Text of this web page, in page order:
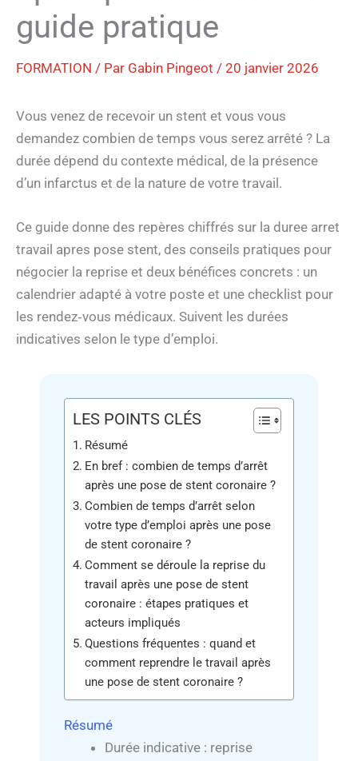
guide pratique
FORMATION / Par Gabin Pingeot / 20 janvier 2026
Vous venez de recevoir un stent et vous vous
demandez combien de temps vous serez arrêté ? La
durée dépend du contexte médical, de la présence
d’un infarctus et de la nature de votre travail.
Ce guide donne des repères chiffrés sur la duree arret
travail apres pose stent, des conseils pratiques pour
négocier la reprise et deux bénéfices concrets : un
calendrier adapté à votre poste et une checklist pour
les rendez‑vous médicaux. Suivent les durées
indicatives selon le type d’emploi.
LES POINTS CLÉS
Résumé
En bref : combien de temps d’arrêt
après une pose de stent coronaire ?
Combien de temps d’arrêt selon
votre type d’emploi après une pose
de stent coronaire ?
Comment se déroule la reprise du
travail après une pose de stent
coronaire : étapes pratiques et
acteurs impliqués
Questions fréquentes : quand et
comment reprendre le travail après
une pose de stent coronaire ?
Résumé
Durée indicative : reprise